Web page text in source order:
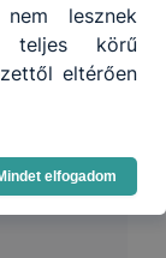
lesznek
teljes körű
eltérően
elfogadom